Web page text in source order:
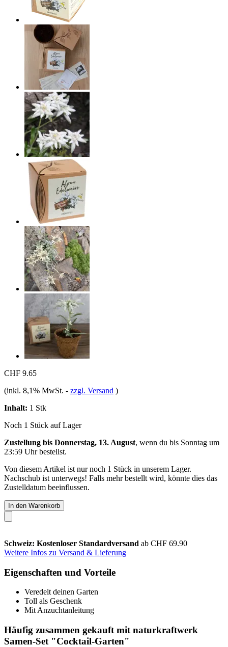
CHF 9.65
(inkl. 8,1% MwSt. - zzgl. Versand )
Inhalt: 1 Stk
Noch 1 Stück auf Lager
Zustellung bis Donnerstag, 13. August, wenn du bis Sonntag um
23:59 Uhrbestellst.
Von diesem Artikel ist nur noch 1 Stück in unserem Lager.
Nachschub ist unterwegs! Falls mehr bestellt wird, könnte dies das
Zustelldatum beeinflussen.
In den Warenkorb
Schweiz: Kostenloser Standardversand ab CHF 69.90
Weitere Infos zu Versand & Lieferung
Eigenschaften und Vorteile
Veredelt deinen Garten
Toll als Geschenk
Mit Anzuchtanleitung
Häufig zusammen gekauft mit naturkraftwerk
Samen-Set "Cocktail-Garten"